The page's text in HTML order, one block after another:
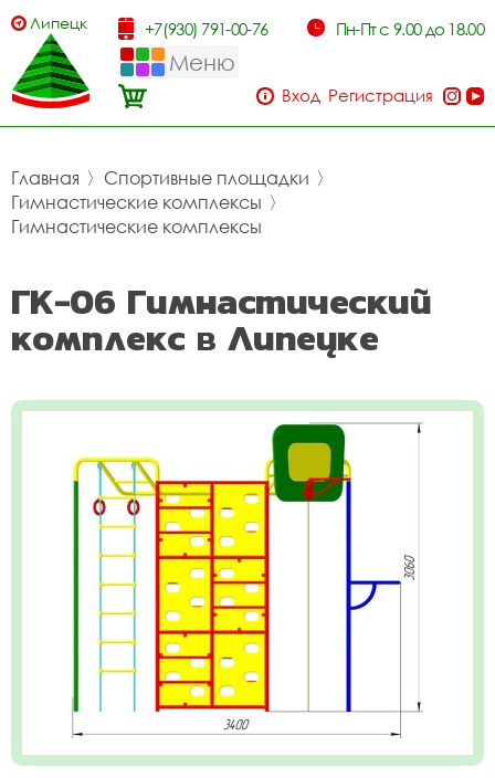
Липецк +7(930) 791-00-76 Пн-Пт с 9.00 до 18.00
Меню
Вход Регистрация
Главная 〉 Спортивные площадки 〉
Гимнастические комплексы 〉
Гимнастические комплексы
ГК-06 Гимнастический
комплекс в Липецке